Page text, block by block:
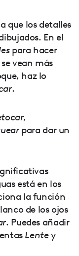
que los detalles
En el
para hacer
vean más
haz lo
.
,
para dar un
está en los
la función
de los ojos
. Puedes añadir
Lentey